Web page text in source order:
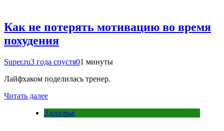
Как не потерять мотивацию во время
похудения
Super.ru3 года спустя01 минуты
Лайфхаком поделилась тренер.
Читать далее
Здоровье